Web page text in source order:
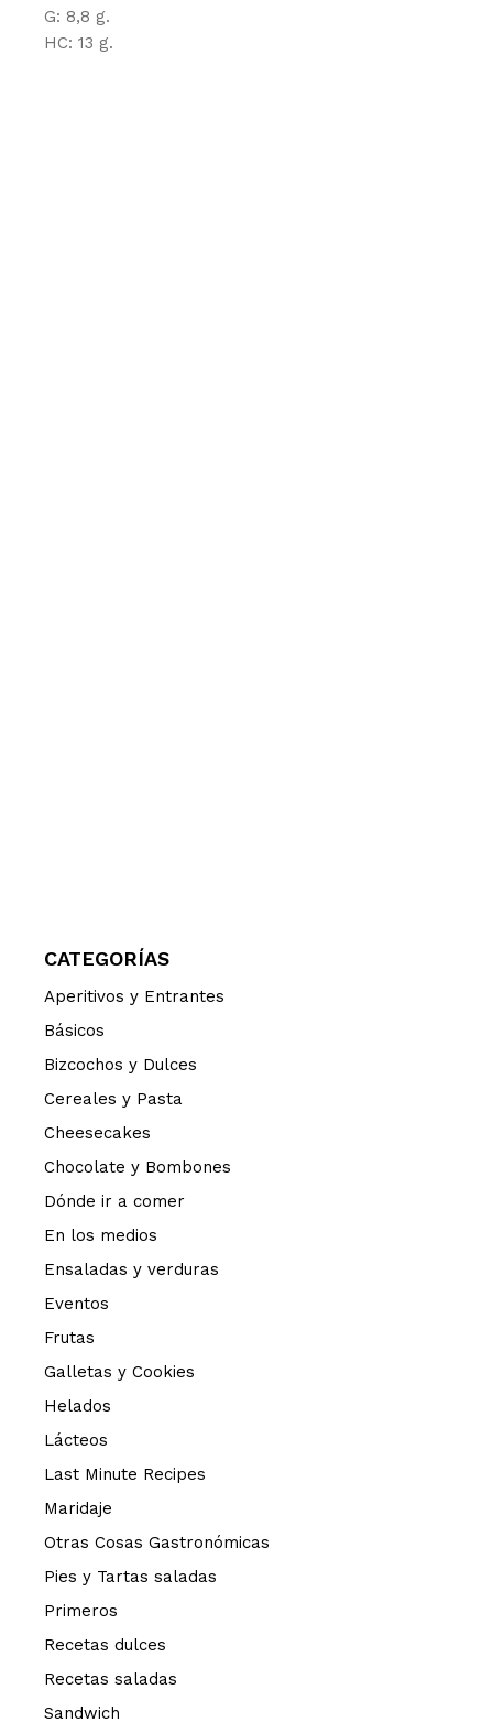
G: 8,8 g.
HC: 13 g.
CATEGORÍAS
Aperitivos y Entrantes
Básicos
Bizcochos y Dulces
Cereales y Pasta
Cheesecakes
Chocolate y Bombones
Dónde ir a comer
En los medios
Ensaladas y verduras
Eventos
Frutas
Galletas y Cookies
Helados
Lácteos
Last Minute Recipes
Maridaje
Otras Cosas Gastronómicas
Pies y Tartas saladas
Primeros
Recetas dulces
Recetas saladas
Sandwich